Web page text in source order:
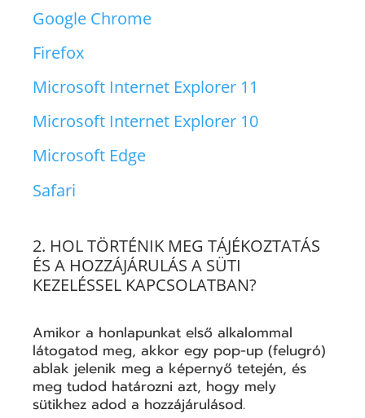
Google Chrome
Firefox
Microsoft Internet Explorer 11
Microsoft Internet Explorer 10
Microsoft Edge
Safari
2. HOL TÖRTÉNIK MEG TÁJÉKOZTATÁS
ÉS A HOZZÁJÁRULÁS A SÜTI
KEZELÉSSEL KAPCSOLATBAN?
Amikor a honlapunkat első alkalommal
látogatod meg, akkor egy pop-up (felugró)
ablak jelenik meg a képernyő tetején, és
meg tudod határozni azt, hogy mely
sütikhez adod a hozzájárulásod.